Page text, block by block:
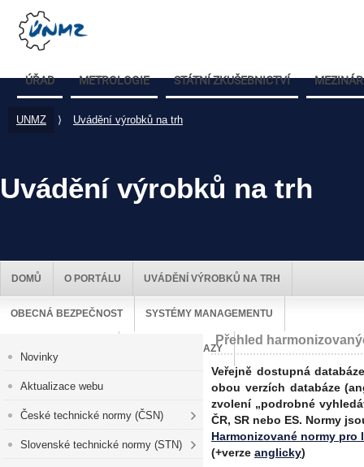
ÚŘAD METROLOGIE STÁTNÍ ZKUŠEBNICTVÍ
UNMZ ⟩ Uvádění výrobků na trh
Uvádění výrobků na trh
DOMŮ O PORTÁLU UVÁDĚNÍ VÝROBKŮ NA TRH
OBECNÁ BEZPEČNOST SYSTÉMY MANAGEMENTU
UŽITEČNÉ ODKAZY
Novinky
Aktualizace webu
České technické normy (ČSN)
Slovenské technické normy (STN)
Přehled
Veřejně dostupná
obou verzích databáze
zvolení „podrobné
ČR, SR nebo ES. Normy
Harmonizované normy pro
(+verze anglicky)